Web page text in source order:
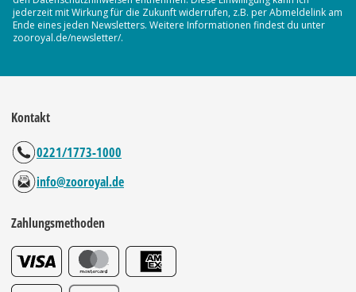
jederzeit mit Wirkung für die Zukunft widerrufen, z.B. per Abmeldelink am
Ende eines jeden Newsletters. Weitere Informationen findest du unter
zooroyal.de/newsletter/.
Kontakt
0221/1773-1000
info@zooroyal.de
Zahlungsmethoden